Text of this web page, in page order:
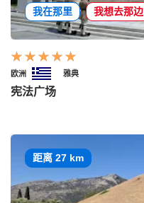
我在那里 我想去那边
欧洲 雅典
宪法广场
距离 27 km